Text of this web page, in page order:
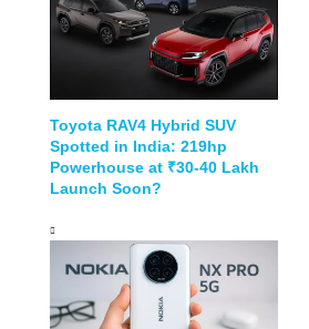
Toyota RAV4 Hybrid SUV
Spotted in India: 219hp
Powerhouse at ₹30-40 Lakh
Launch Soon?